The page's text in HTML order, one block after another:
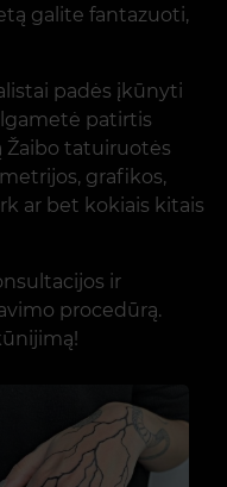
galite fantazuoti,
padės įkūnyti
patirtis
Žaibo tatuiruotės
grafikos,
ar bet kokiais kitais
ir
procedūrą.